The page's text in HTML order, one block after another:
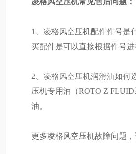
凌格风空压机常见售后问题：
1、凌格风空压机配件件号是
买配件是可以直接根据件号进
2、凌格风空压机润滑油如何
压机专用油（ROTO Z
油。
更多凌格风空压机故障问题